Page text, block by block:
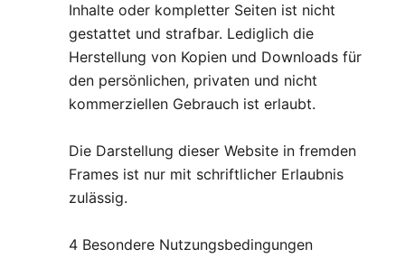
Inhalte oder kompletter Seiten ist nicht
gestattet und strafbar. Lediglich die
Herstellung von Kopien und Downloads für
den persönlichen, privaten und nicht
kommerziellen Gebrauch ist erlaubt.
Die Darstellung dieser Website in fremden
Frames ist nur mit schriftlicher Erlaubnis
zulässig.
4 Besondere Nutzungsbedingungen